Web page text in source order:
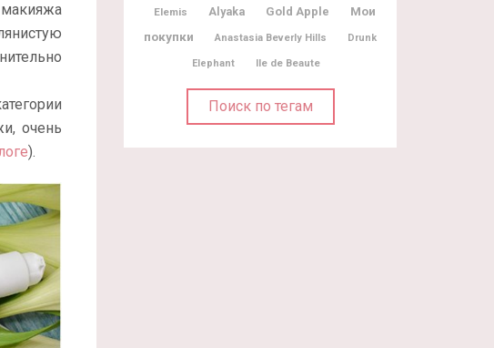
очень
).
Elemis Alyaka Gold Apple
Мои
покупки
Anastasia Beverly Hills Drunk
Elephant Ile de Beaute
Поиск по тегам